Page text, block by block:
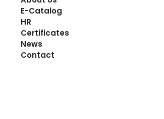
E-Catalog
HR
Certificates
News
Contact